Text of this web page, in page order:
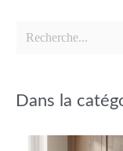
Dans la